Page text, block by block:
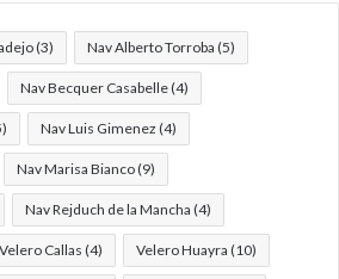
(3) Nav Alberto Torroba (5)
Nav Becquer Casabelle(4)
Nav Luis Gimenez (4)
Nav Marisa Bianco(9)
Nav Rejduch de la Mancha (4)
Velero Callas (4) Velero Huayra (10)